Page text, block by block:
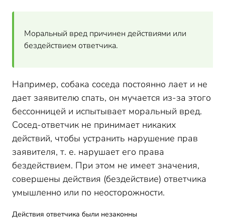
Моральный вред причинен действиями или
бездействием ответчика.
Например, собака соседа постоянно лает и не
дает заявителю спать, он мучается из-за этого
бессонницей и испытывает моральный вред.
Сосед-ответчик не принимает никаких
действий, чтобы устранить нарушение прав
заявителя, т. е. нарушает его права
бездействием. При этом не имеет значения,
совершены действия (бездействие) ответчика
умышленно или по неосторожности.
Действия ответчика были незаконны